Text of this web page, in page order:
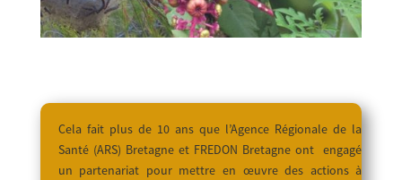
Cela fait plus de 10 ans que l’Agence Régionale de la
Santé (ARS) Bretagne et FREDON Bretagne ont engagé
un partenariat pour mettre en œuvre des actions à